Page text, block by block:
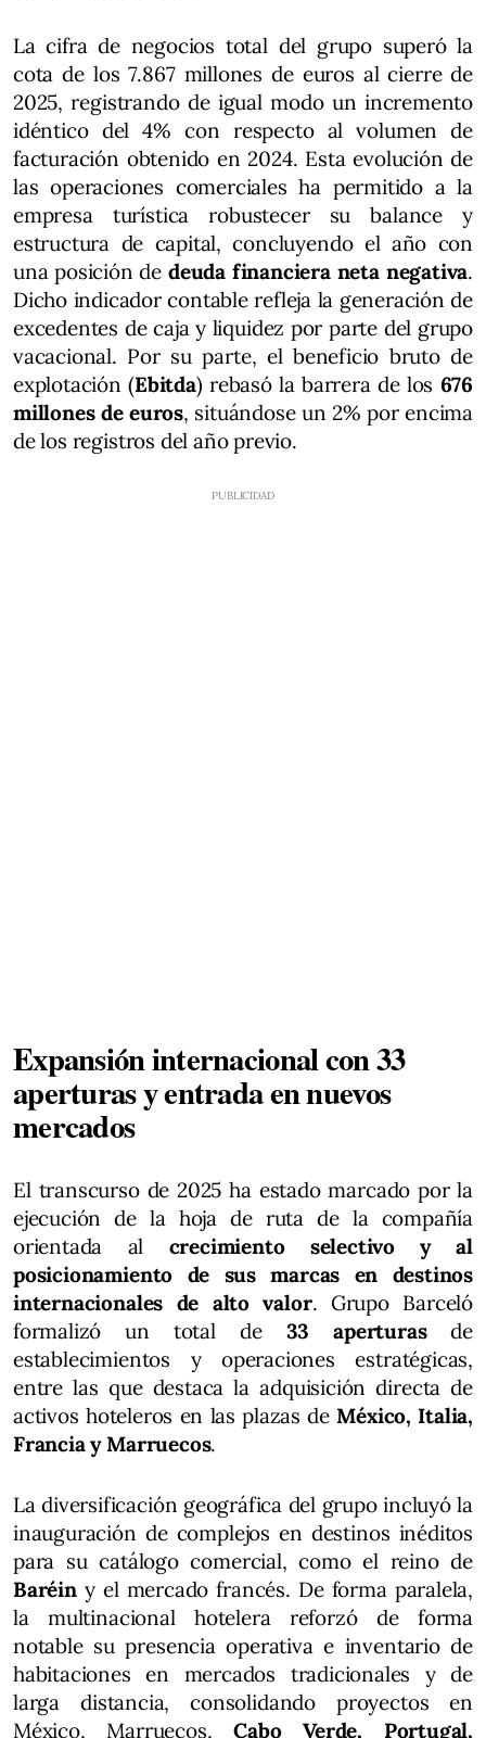
La cifra de negocios total del grupo superó la
cota de los 7.867 millones de euros al cierre de
2025, registrando de igual modo un incremento
idéntico del 4% con respecto al volumen de
facturación obtenido en 2024. Esta evolución de
las operaciones comerciales ha permitido a la
empresa turística robustecer su balance y
estructura de capital, concluyendo el año con
una posición de deuda financiera neta negativa.
Dicho indicador contable refleja la generación de
excedentes de caja y liquidez por parte del grupo
vacacional. Por su parte, el beneficio bruto de
explotación (Ebitda) rebasó la barrera de los 676
millones de euros, situándose un 2% por encima
de los registros del año previo.
Expansión internacional con 33
aperturas y entrada en nuevos
mercados
El transcurso de 2025 ha estado marcado por la
ejecución de la hoja de ruta de la compañía
orientada al crecimiento selectivo y al
posicionamiento de sus marcas en destinos
internacionales de alto valor. Grupo Barceló
formalizó un total de 33 aperturasde
establecimientos y operaciones estratégicas,
entre las que destaca la adquisición directa de
activos hoteleros en las plazas deMéxico, Italia,
Francia y Marruecos.
La diversificación geográfica del grupo incluyó la
inauguración de complejos en destinos inéditos
para su catálogo comercial, como el reino de
Baréin y el mercado francés. De forma paralela,
la multinacional hotelera reforzó de forma
notable su presencia operativa e inventario de
habitaciones en mercados tradicionales y de
larga distancia, consolidando proyectos en
México, Marruecos,Cabo Verde, Portugal,